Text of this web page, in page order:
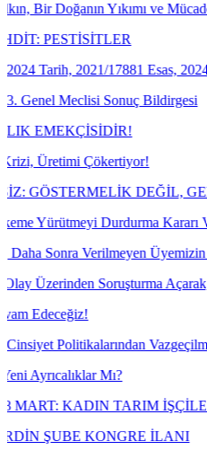
Yıkımı ve Mücadelesi
17881 Esas, 2024/6276 Karar
Sonuç Bildirgesi
DEĞİL, GERÇEK BİR
Kararı Vermiştir
Üyemizin
Açarak, Tayin İşlemi
Vazgeçilmeli, Personel
Mı?
TARIM İŞÇİLERİNİN
İLANI